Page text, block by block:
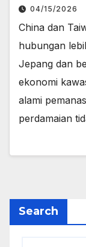
04/15/2026
China dan
hubungan
Jepang dan
ekonomi
alami
perdamaian
Search